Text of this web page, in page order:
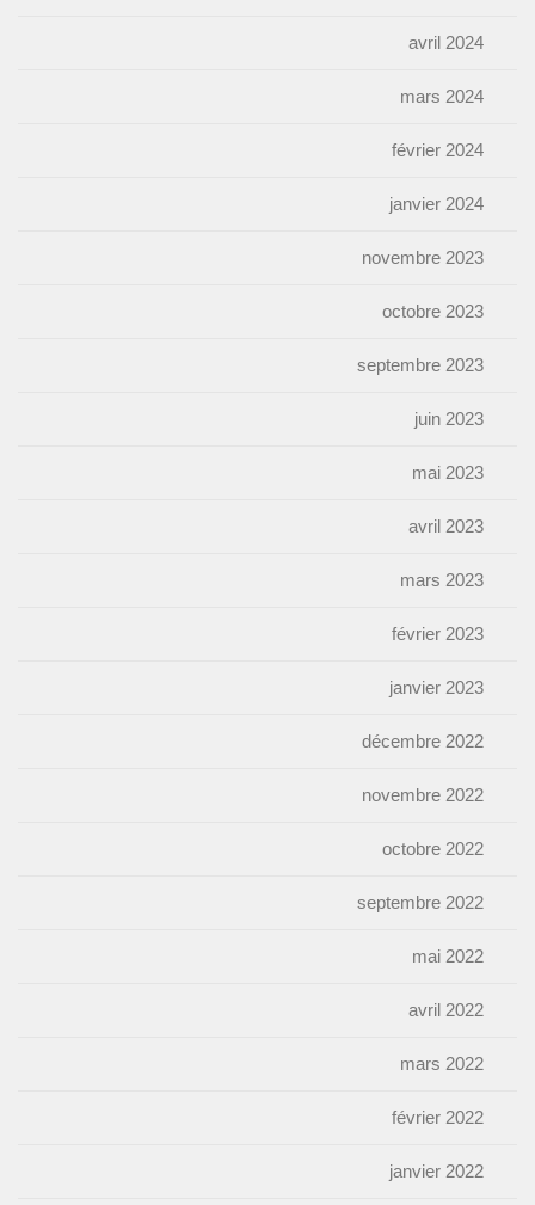
avril 2024
mars 2024
février 2024
janvier 2024
novembre 2023
octobre 2023
septembre 2023
juin 2023
mai 2023
avril 2023
mars 2023
février 2023
janvier 2023
décembre 2022
novembre 2022
octobre 2022
septembre 2022
mai 2022
avril 2022
mars 2022
février 2022
janvier 2022